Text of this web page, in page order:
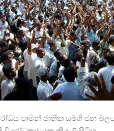
පාමින් ජාතික සමගි ජන